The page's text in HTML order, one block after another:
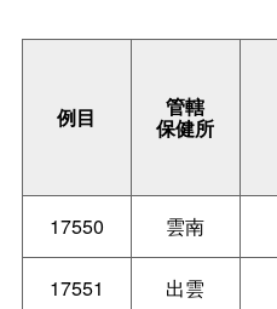
例目 管轄
保健所
17550 雲南
17551 出雲